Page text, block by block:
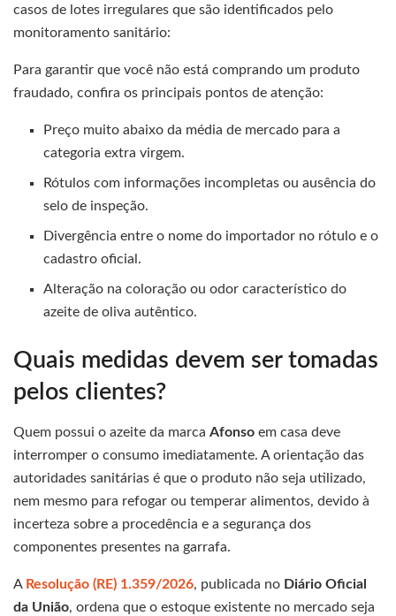
casos de lotes irregulares que são identificados pelo
monitoramento sanitário:
Para garantir que você não está comprando um produto
fraudado, confira os principais pontos de atenção:
Preço muito abaixo da média de mercado para a
categoria extra virgem.
Rótulos com informações incompletas ou ausência do
selo de inspeção.
Divergência entre o nome do importador no rótulo e o
cadastro oficial.
Alteração na coloração ou odor característico do
azeite de oliva autêntico.
Quais medidas devem ser tomadas
pelos clientes?
Quem possui o azeite da marca Afonso em casa deve
interromper o consumo imediatamente. A orientação das
autoridades sanitárias é que o produto não seja utilizado,
nem mesmo para refogar ou temperar alimentos, devido à
incerteza sobre a procedência e a segurança dos
componentes presentes na garrafa.
A Resolução (RE) 1.359/2026, publicada no Diário Oficial
da União, ordena que o estoque existente no mercado seja